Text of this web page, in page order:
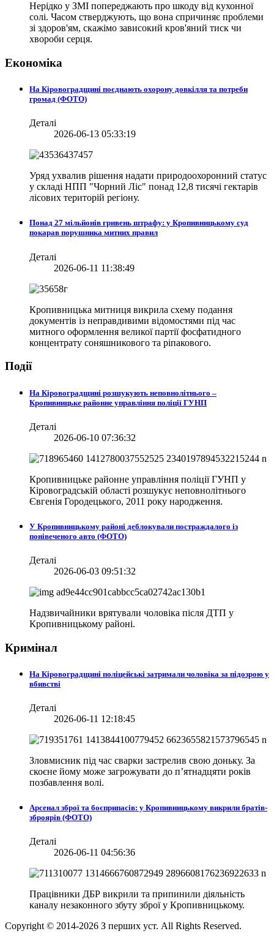
Нерідко у ЗМІ попереджають про шкоду від кухонної
солі. Часом стверджують, що вона спричиняє проблеми
зі здоров'ям, скажімо зависокий кров'яний тиск чи
хвороби серця.
Економіка
На Кіровоградщині поєднають охорону довкілля та потреби
громад (ФОТО)
Деталі
2026-06-13 05:33:19
Уряд ухвалив рішення надати природоохоронний статус
у складі НПП "Чорний Ліс" понад 12,8 тисячі гектарів
лісових територій регіону.
Понад 27 мільйонів гривень штрафу: у Кропивницькому суд
покарав порушника митних правил
Деталі
2026-06-11 11:38:49
Кропивницька митниця викрила схему подання
документів із неправдивими відомостями під час
митного оформлення великої партії фосфатидного
концентрату соняшникового та ріпакового.
Події
На Кіровоградщині розшукують неповнолітнього –
Кропивницьке районне управління поліції ГУНП
Деталі
2026-06-10 07:36:32
Кропивницьке районне управління поліції ГУНП у
Кіровоградській області розшукує неповнолітнього
Євгенія Городецького, 2011 року народження.
У Кропивницькому районі деблокували постраждалого із
понівеченого авто (ФОТО)
Деталі
2026-06-03 09:51:32
Надзвичайники врятували чоловіка після ДТП у
Кропивницькому районі.
Кримінал
На Кіровоградщині поліцейські затримали чоловіка за підозрою у
вбивстві
Деталі
2026-06-11 12:18:45
Зловмисник під час сварки застрелив свою доньку. За
скоєне йому може загрожувати до п’ятнадцяти років
позбавлення волі.
Арсенал зброї та боєприпасів: у Кропивницькому викрили братів-
зброярів (ФОТО)
Деталі
2026-06-11 04:56:36
Працівники ДБР викрили та припинили діяльність
каналу незаконного збуту зброї у Кропивницькому.
Copyright © 2014-2026 З перших уст. All Rights Reserved.